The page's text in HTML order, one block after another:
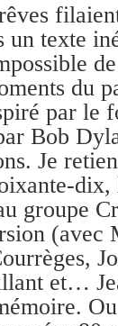
un texte
du
par le
Bob
Je
dix,
groupe
(avec
et…